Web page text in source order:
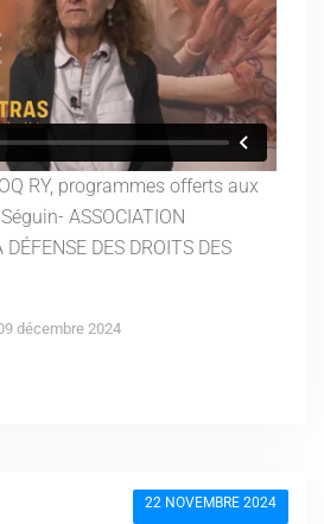
RY, programmes offerts aux
ASSOCIATION
DÉFENSE DES DROITS DES
décembre 2024
22 NOVEMBRE 2024